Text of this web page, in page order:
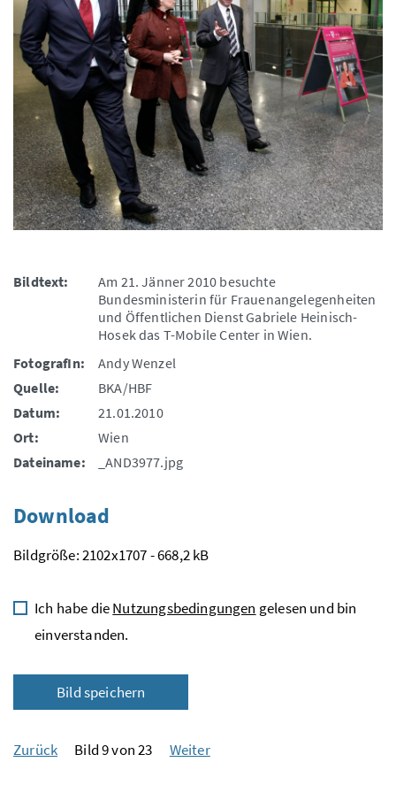
Bildtext:
Am 21. Jänner 2010 besuchte
Bundesministerin für Frauenangelegenheiten
und Öffentlichen Dienst Gabriele Heinisch-
Hosek das T-Mobile Center in Wien.
FotografIn:
Andy Wenzel
Quelle:
BKA/HBF
Datum:
21.01.2010
Ort:
Wien
Dateiname:
_AND3977.jpg
Download
Bildgröße: 2102x1707 - 668,2 kB
Ich habe dieNutzungsbedingungen gelesen und bin
einverstanden.
Bild speichern
Zurück Bild 9 von 23 Weiter